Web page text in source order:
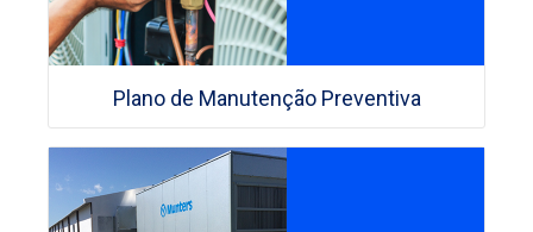
Plano de Manutenção Preventiva